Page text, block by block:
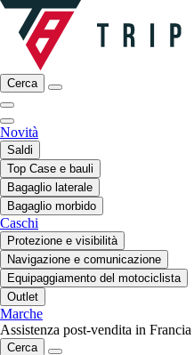
Cerca
Novità
Saldi
Top Case e bauli
Bagaglio laterale
Bagaglio morbido
Caschi
Protezione e visibilità
Navigazione e comunicazione
Equipaggiamento del motociclista
Outlet
Marche
Assistenza post-vendita in Francia
Cerca